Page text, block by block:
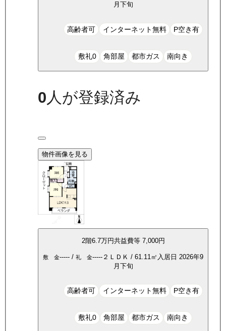
月下旬
高齢者可 インターネット無料 P空き有
敷礼0 角部屋 都市ガス 南向き
0 人が登録済み
物件画像を見る
2階6.7万円共益費等 7,000円
敷 金----- / 礼 金----- ２ＬＤＫ / 61.11 ㎡ 入居日 2026年9
月下旬
高齢者可 インターネット無料 P空き有
敷礼0 角部屋 都市ガス 南向き